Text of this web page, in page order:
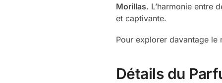
Morillas. L’harmonie entre
et captivante.
Pour explorer davantage
Détails du